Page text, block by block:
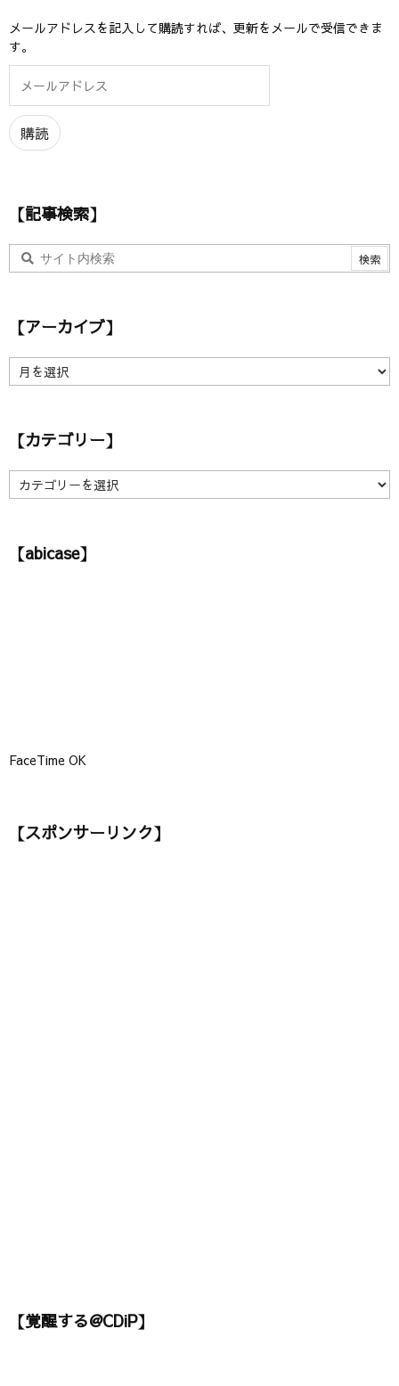
メールアドレスを記入して購読すれば、更新をメールで受信できま
す。
ル
ア
ド
購読
【記事検索】
【アーカイブ】
ア
イ【カテゴリー】
【
カ
リ【abicase】
FaceTime OK
【スポンサーリンク】
【覚醒する@CDiP】